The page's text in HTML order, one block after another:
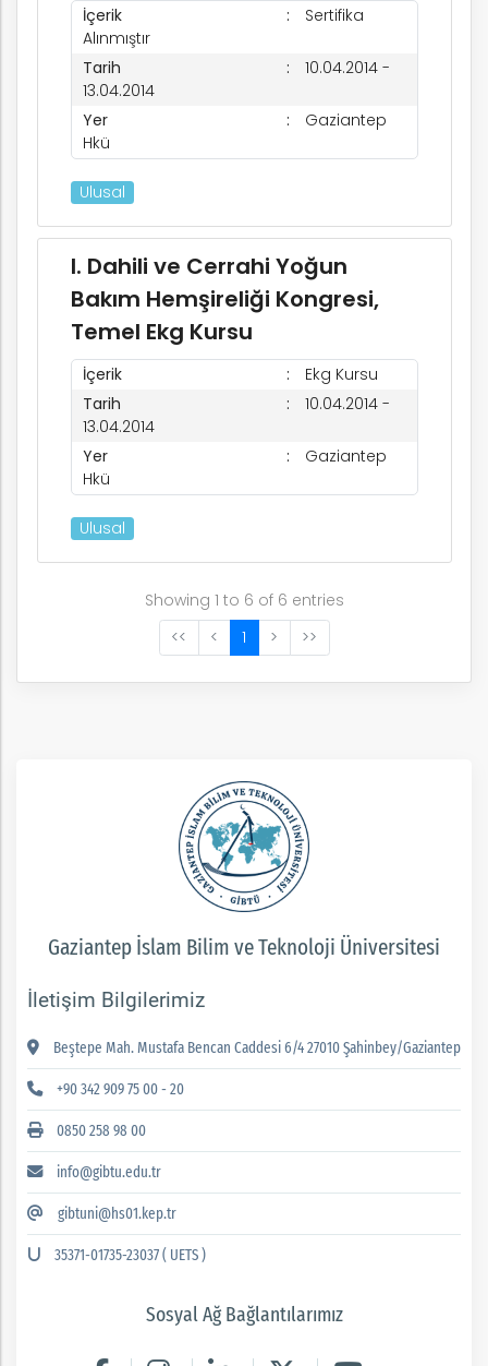
İçerik
Sertifika
Alınmıştır
Tarih
10.04.2014 -
13.04.2014
Yer
Gaziantep
Hkü
Ulusal
I. Dahili ve Cerrahi Yoğun
Bakım Hemşireliği Kongresi,
Temel Ekg Kursu
İçerik
Ekg Kursu
Tarih
10.04.2014 -
13.04.2014
Yer
Gaziantep
Hkü
Ulusal
Showing 1 to 6 of 6 entries
<<
< 1 > >>
Gaziantep İslam Bilim ve Teknoloji Üniversitesi
İletişim Bilgilerimiz
Beştepe Mah. Mustafa Bencan Caddesi 6/4 27010 Şahinbey/Gaziantep
+90 342 909 75 00 - 20
0850 258 98 00
info@gibtu.edu.tr
gibtuni@hs01.kep.tr
35371-01735-23037 ( UETS )
Sosyal Ağ Bağlantılarımız